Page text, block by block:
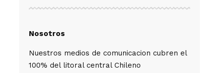
Nosotros
Nuestros medios de comunicacion cubren el
100% del litoral central Chileno